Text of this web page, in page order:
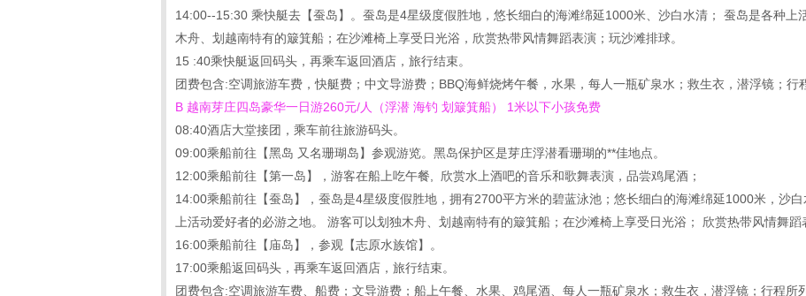
14:00--15:30 乘快艇去【蚕岛】。蚕岛是4星级度假胜地，悠长细白的海滩绵延1000米、沙白水清； 蚕岛是各种上
木舟、划越南特有的簸箕船；在沙滩椅上享受日光浴，欣赏热带风情舞蹈表演；玩沙滩排球。
15 :40乘快艇返回码头，再乘车返回酒店，旅行结束。
团费包含:空调旅游车费，快艇费；中文导游费；BBQ海鲜烧烤午餐，水果，每人一瓶矿泉水；救生衣，潜浮镜；行
B 越南芽庄四岛豪华一日游260元/人（浮潜 海钓 划簸箕船） 1米以下小孩免费
08:40酒店大堂接团，乘车前往旅游码头。
09:00乘船前往【黑岛 又名珊瑚岛】参观游览。黑岛保护区是芽庄浮潜看珊瑚的**佳地点。
12:00乘船前往【第一岛】，游客在船上吃午餐, 欣赏水上酒吧的音乐和歌舞表演，品尝鸡尾酒；
14:00乘船前往【蚕岛】，蚕岛是4星级度假胜地，拥有2700平方米的碧蓝泳池；悠长细白的海滩绵延1000米，沙
上活动爱好者的必游之地。 游客可以划独木舟、划越南特有的簸箕船；在沙滩椅上享受日光浴； 欣赏热带风情舞蹈
16:00乘船前往【庙岛】，参观【志原水族馆】。
17:00乘船返回码头，再乘车返回酒店，旅行结束。
团费包含:空调旅游车费、船费；文导游费；船上午餐、水果、鸡尾酒、每人一瓶矿泉水；救生衣，潜浮镜；行程所